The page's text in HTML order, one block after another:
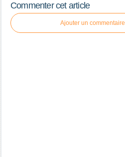
Commenter cet article
Ajouter un commentaire